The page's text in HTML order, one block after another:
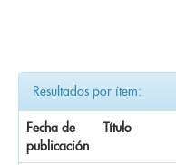
Resultados por ítem:
Fecha de
publicación
Título